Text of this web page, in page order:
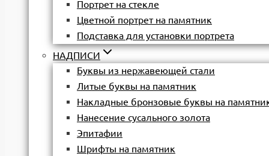
Портрет на стекле
Цветной портрет на памятник
Подставка для установки портрета
НАДПИСИ
Буквы из нержавеющей стали
Литые буквы на памятник
Накладные бронзовые буквы на
Нанесение сусального золота
Эпитафии
Шрифты на памятник